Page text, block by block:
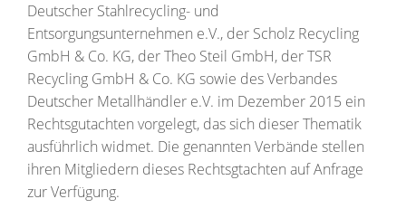
Deutscher Stahlrecycling- und
Entsorgungsunternehmen e.V., der Scholz Recycling
GmbH & Co. KG, der Theo Steil GmbH, der TSR
Recycling GmbH & Co. KG sowie des Verbandes
Deutscher Metallhändler e.V. im Dezember 2015 ein
Rechtsgutachten vorgelegt, das sich dieser Thematik
ausführlich widmet. Die genannten Verbände stellen
ihren Mitgliedern dieses Rechtsgtachten auf Anfrage
zur Verfügung.